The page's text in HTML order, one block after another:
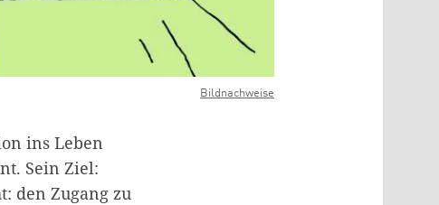
Bildnachweise
ins Leben
Sein Ziel:
den Zugang zu